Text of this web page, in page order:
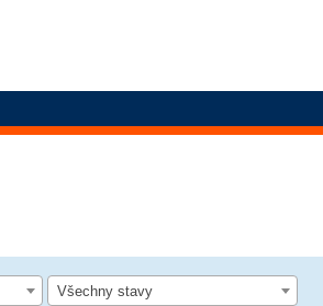
Všechny stavy